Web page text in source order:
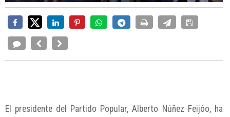
El presidente del Partido Popular, Alberto Núñez Feijóo, ha